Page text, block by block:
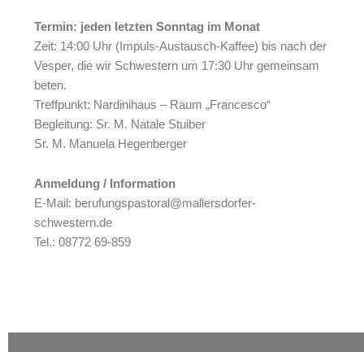
Termin: jeden letzten Sonntag im Monat
Zeit: 14:00 Uhr (Impuls-Austausch-Kaffee) bis nach der
Vesper, die wir Schwestern um 17:30 Uhr gemeinsam
beten.
Treffpunkt: Nardinihaus – Raum „Francesco“
Begleitung: Sr. M. Natale Stuiber
Sr. M. Manuela Hegenberger
Anmeldung / Information
E-Mail: berufungspastoral@mallersdorfer-
schwestern.de
Tel.: 08772 69-859